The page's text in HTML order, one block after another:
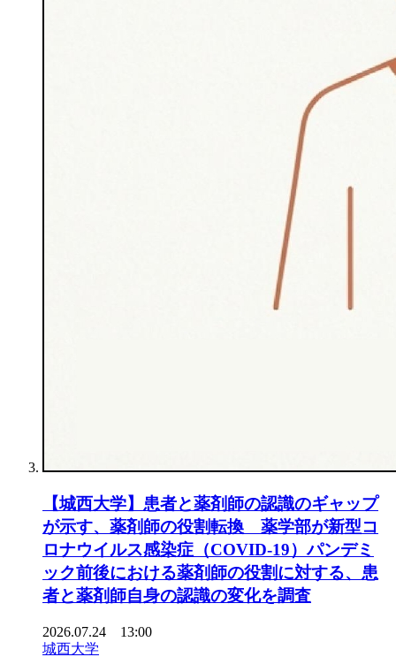
【城西大学】患者と薬剤師の認識のギャップ
が示す、薬剤師の役割転換 薬学部が新型コ
ロナウイルス感染症（COVID-19）パンデミ
ック前後における薬剤師の役割に対する、患
者と薬剤師自身の認識の変化を調査
2026.07.24 13:00
城西大学